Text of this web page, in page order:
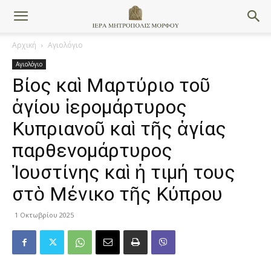
Αρχική Αγιολόγιο
Αγιολόγιο
Βίος καὶ Μαρτύριο τοῦ
ἁγίου ἱερομάρτυρος
Κυπριανοῦ καὶ τῆς ἁγίας
παρθενομάρτυρος
Ἰουστίνης καὶ ἡ τιμή τους
στὸ Μένικο τῆς Κύπρου
1 Οκτωβρίου 2025